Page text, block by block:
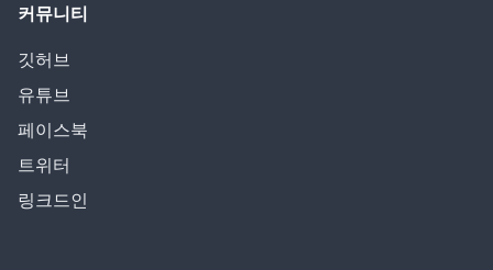
커뮤니티
깃허브
유튜브
페이스북
트위터
링크드인